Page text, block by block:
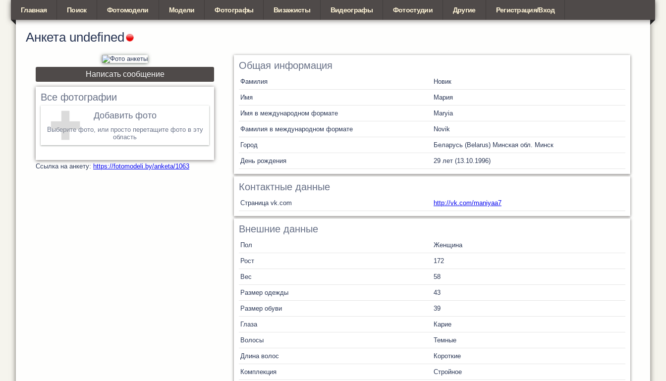
Главная Поиск Фотомодели Модели Фотографы Визажисты Видеографы Фотостудии Другие Регистрация/Вход
Анкета undefined
Написать сообщение
Все фотографии
Добавить фото
Выберите фото, или просто перетащите фото в эту
область
Cсылка на анкету: https://fotomodeli.by/anketa/1063
Общая информация
Фамилия Новик
Имя Мария
Имя в международном формате Maryia
Фамилия в международном формате Novik
Город Беларусь (Belarus) Минская обл. Минск
День рождения 29 лет (13.10.1996)
Контактные данные
Страница vk.com http://vk.com/maniyaa7
Внешние данные
Пол Женщина
Рост 172
Вес 58
Размер одежды 43
Размер обуви 39
Глаза Карие
Волосы Темные
Длина волос Короткие
Комплекция Стройное